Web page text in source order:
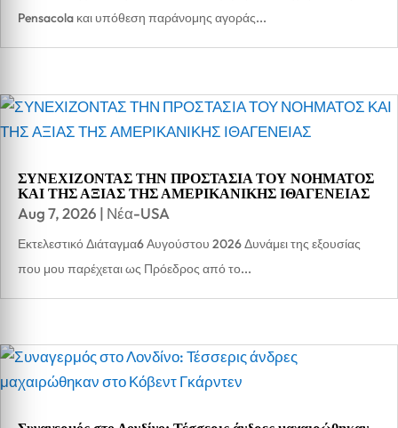
Pensacola και υπόθεση παράνομης αγοράς...
ΣΥΝΕΧΙΖΟΝΤΑΣ ΤΗΝ ΠΡΟΣΤΑΣΙΑ ΤΟΥ ΝΟΗΜΑΤΟΣ
ΚΑΙ ΤΗΣ ΑΞΙΑΣ ΤΗΣ ΑΜΕΡΙΚΑΝΙΚΗΣ ΙΘΑΓΕΝΕΙΑΣ
Aug 7, 2026 | Νέα-USA
Εκτελεστικό Διάταγμα6 Αυγούστου 2026 Δυνάμει της εξουσίας
που μου παρέχεται ως Πρόεδρος από το...